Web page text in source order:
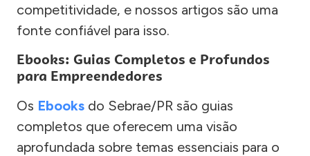
competitividade, e nossos artigos são uma
fonte confiável para isso.
Ebooks: Guias Completos e Profundos
para Empreendedores
Os Ebooks do Sebrae/PR são guias
completos que oferecem uma visão
aprofundada sobre temas essenciais para o